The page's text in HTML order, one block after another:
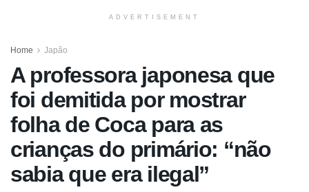
ADVERTISEMENT
Home Japão
A professora japonesa que
foi demitida por mostrar
folha de Coca para as
crianças do primário: “não
sabia que era ilegal”